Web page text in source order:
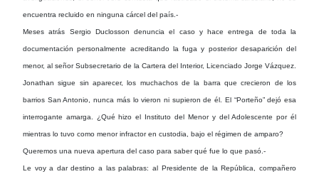
encuentra recluido en ninguna cárcel del país.-
Meses atrás Sergio Duclosson denuncia el caso y hace entrega de toda la
documentación personalmente acreditando la fuga y posterior desaparición del
menor, al señor Subsecretario de la Cartera del Interior, Licenciado Jorge Vázquez.
Jonathan sigue sin aparecer, los muchachos de la barra que crecieron de los
barrios San Antonio, nunca más lo vieron ni supieron de él. El “Porteño” dejó esa
interrogante amarga. ¿Qué hizo el Instituto del Menor y del Adolescente por él
mientras lo tuvo como menor infractor en custodia, bajo el régimen de amparo?
Queremos una nueva apertura del caso para saber qué fue lo que pasó.-
Le voy a dar destino a las palabras: al Presidente de la República, compañero